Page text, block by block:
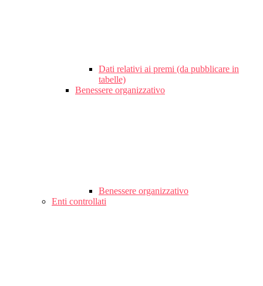
Dati relativi ai premi (da pubblicare in
tabelle)
Benessere organizzativo
Benessere organizzativo
Enti controllati